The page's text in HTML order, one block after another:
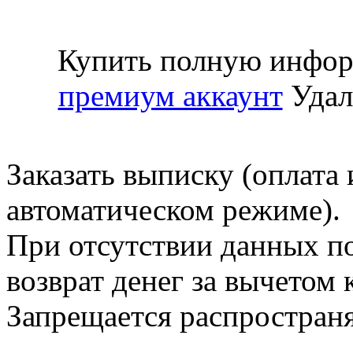
Купить полную
премиум аккаунт
Заказать выписку
автоматическом режиме).
При отсутствии данных
возврат денег за
Запрещается